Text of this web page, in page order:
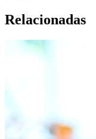
Relacionadas